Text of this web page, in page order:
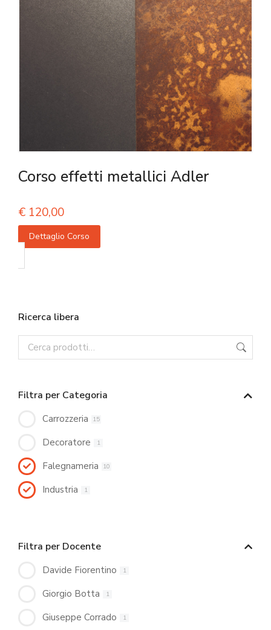
Corso effetti metallici Adler
€ 120,00
Dettaglio Corso
Ricerca libera
Filtra per Categoria
Carrozzeria 15
Decoratore 1
Falegnameria 10
Industria 1
Filtra per Docente
Davide Fiorentino 1
Giorgio Botta 1
Giuseppe Corrado 1